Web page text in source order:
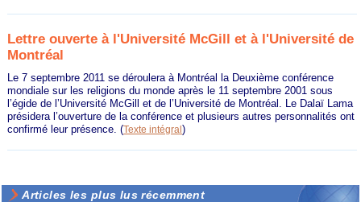
Lettre ouverte à l'Université McGill et à l'Université de
Montréal
Le 7 septembre 2011 se déroulera à Montréal la Deuxième conférence
mondiale sur les religions du monde après le 11 septembre 2001 sous
l’égide de l’Université McGill et de l’Université de Montréal. Le Dalaï Lama
présidera l’ouverture de la conférence et plusieurs autres personnalités ont
confirmé leur présence.(Texte intégral)
Articles les plus lus récemment